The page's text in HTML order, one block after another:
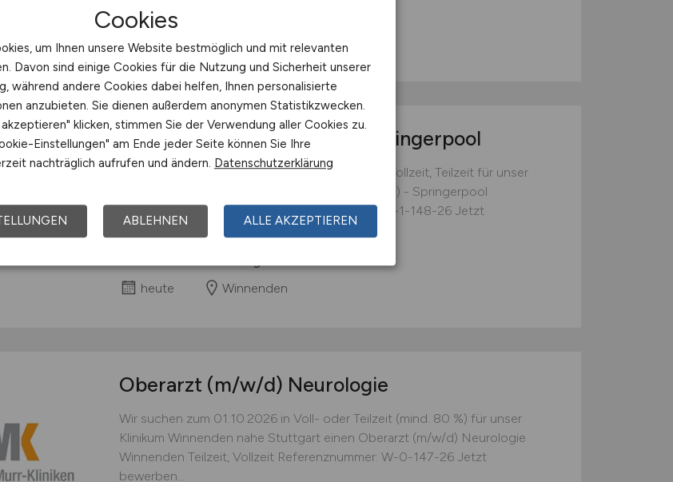
Stadt Oberhausen
heute Oberhausen
Pflegefachkraft(m/w/d) - Springerpool
Wir suchen zum nächstmöglichen Zeitpunkt in Vollzeit, Teilzeit für unser
Klinikum Winnenden eine Pflegefachkraft (m/w/d) - Springerpool
Winnenden Teilzeit, Vollzeit Referenznummer: W-1-148-26 Jetzt
bewerben...
heute Winnenden
Oberarzt (m/w/d) Neurologie
Wir suchen zum 01.10.2026 in Voll- oder Teilzeit (mind. 80 %) für unser
Klinikum Winnenden nahe Stuttgart einen Oberarzt (m/w/d) Neurologie
Winnenden Teilzeit, Vollzeit Referenznummer: W-0-147-26 Jetzt
bewerben...
Cookies
um Ihnen unsere Website bestmöglich und mit relevanten
Davon sind einige Cookies für die Nutzung und Sicherheit unserer
während andere Cookies dabei helfen, Ihnen personalisierte
anzubieten. Sie dienen außerdem anonymen Statistikzwecken.
klicken, stimmen Sie der Verwendung aller Cookies zu.
Einstellungen" am Ende jeder Seite können Sie Ihre
nachträglich aufrufen und ändern. Datenschutzerklärung
ABLEHNEN ALLE AKZEPTIEREN